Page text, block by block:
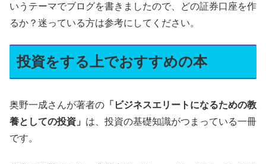
いうテーマでブログを書きましたので、どの証券口座を作
るか？迷っている方は参考にしてください。
投資をする上でおすすめの本
奥野一成さんが著者の 「ビジネスエリートになるための教
養としての投資」 は、投資の基礎知識がつまっている一冊
です。